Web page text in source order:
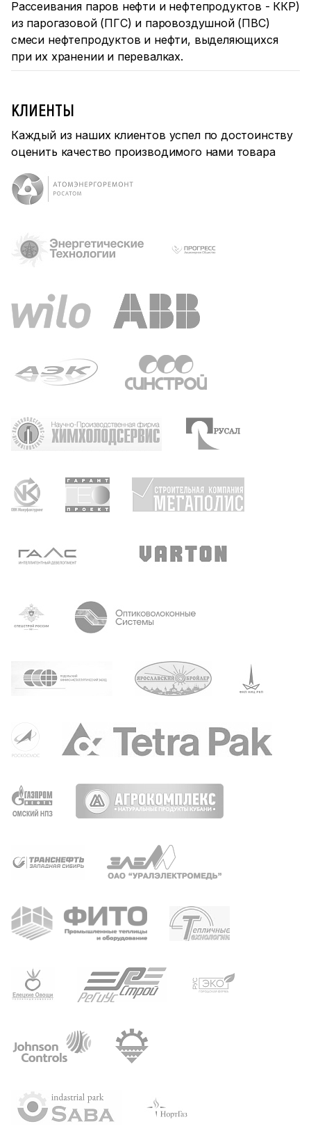
Рассеивания паров нефти и нефтепродуктов - ККР)
из парогазовой (ПГС) и паровоздушной (ПВС)
смеси нефтепродуктов и нефти, выделяющихся
при их хранении и перевалках.
КЛИЕНТЫ
Каждый из наших клиентов успел по достоинству
оценить качество производимого нами товара